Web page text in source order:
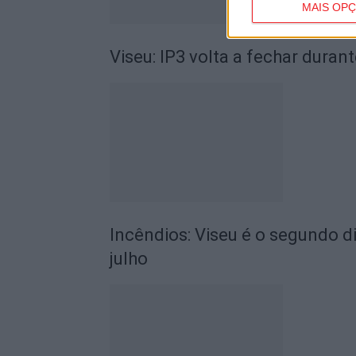
MAIS
Viseu: IP3 volta a fechar
Incêndios: Viseu é o segundo
julho